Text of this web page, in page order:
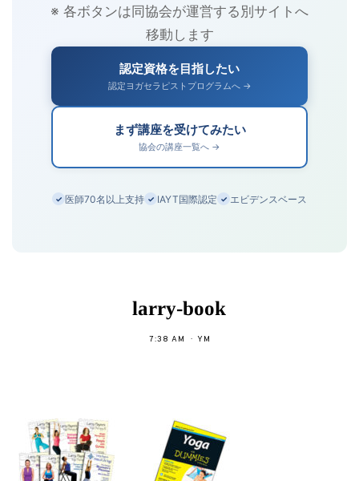
※ 各ボタンは同協会が運営する別サイトへ
移動します
認定資格を目指したい
認定ヨガセラピストプログラムへ →
まず講座を受けてみたい
協会の講座一覧へ →
✓ 医師70名以上支持 ✓ IAYT国際認定 ✓ エビデンスベース
larry-book
7:38 AM YM